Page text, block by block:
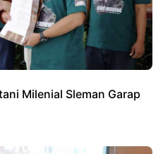
Milenial Sleman Garap